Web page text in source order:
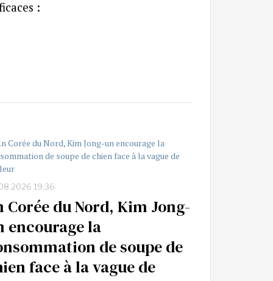
:
19:36
Corée du Nord, Kim Jong-
encourage la
de soupe de
face à la vague de